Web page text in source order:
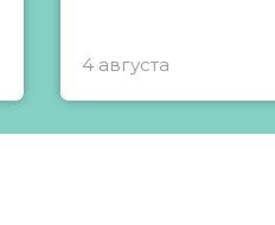
4 августа